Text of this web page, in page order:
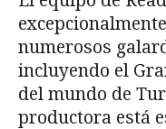
numerosos
incluyendo el
del mundo de
productora está